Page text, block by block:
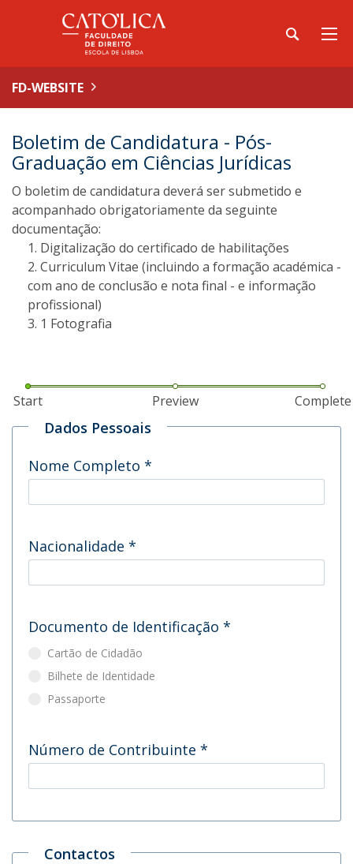
FD-WEBSITE
Boletim de Candidatura - Pós-
Graduação em Ciências Jurídicas
O boletim de candidatura deverá ser submetido e
acompanhado obrigatoriamente da seguinte
documentação:
Digitalização do certificado de habilitações
Curriculum Vitae (incluindo a formação académica -
com ano de conclusão e nota final - e informação
profissional)
1 Fotografia
Start Preview Complete
Dados Pessoais
Nome Completo *
Nacionalidade *
Documento de Identificação *
Cartão de Cidadão
Bilhete de Identidade
Passaporte
Número de Contribuinte *
Contactos